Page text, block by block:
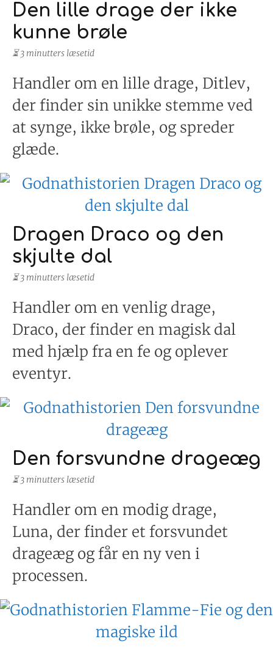
Den lille drage der ikke
kunne brøle
⏳ 3 minutters læsetid
Handler om en lille drage, Ditlev,
der finder sin unikke stemme ved
at synge, ikke brøle, og spreder
glæde.
Dragen Draco og den
skjulte dal
⏳ 3 minutters læsetid
Handler om en venlig drage,
Draco, der finder en magisk dal
med hjælp fra en fe og oplever
eventyr.
Den forsvundne drageæg
⏳ 3 minutters læsetid
Handler om en modig drage,
Luna, der finder et forsvundet
drageæg og får en ny ven i
processen.